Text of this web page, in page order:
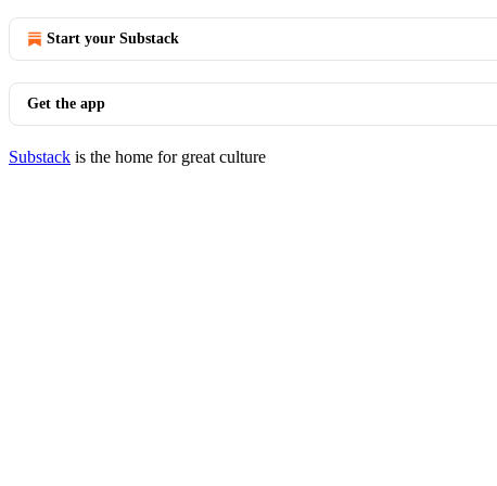
Start your Substack
Get the app
Substack is the home for great culture